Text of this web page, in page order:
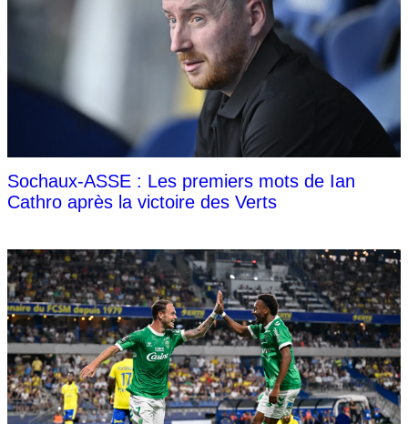
Sochaux-ASSE : Les premiers mots de Ian
Cathro après la victoire des Verts